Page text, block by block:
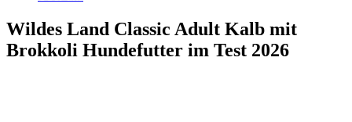
Wildes Land Classic Adult Kalb mit
Brokkoli Hundefutter im Test 2026